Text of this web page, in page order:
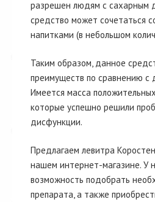
разрешен людям с сахарным
средство может сочетаться
напитками (в небольшом
Таким образом, данное
преимуществ по сравнению с
Имеется масса
которые успешно решили
дисфункции.
Предлагаем левитра
нашем интернет-магазине. У
возможность подобрать
препарата, а также